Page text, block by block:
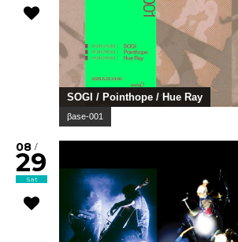
SOGI / Pointhope / Hue Ray
βase-001
08 /
29
Sat